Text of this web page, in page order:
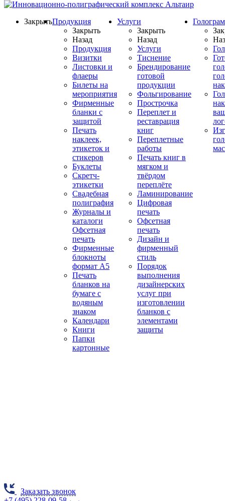
ЗакрытьПродукция
Закрыть
Назад
Продукция
Визитки
Листовки и
флаеры
Билеты на
мероприятия
Фирменные
бланки с
защитой
Печать
наклеек,
этикеток и
стикеров
Буклеты
Скретч-
этикетки
Свадебная
полиграфия
Журналы и
каталоги
Офсетная
печать
Фирменные
блокноты
формат А5
Печать
бланков на
бумаге с
водяным
знаком
Календари
Книги
Папки
картонные
Услуги
Закрыть
Назад
Услуги
Тиснение
Брендирование
готовой
продукции
Фольгирование
Прострочка
Переплет и
реставрация
книг
Переплетные
работы
Печать книг в
мягком и
твёрдом
переплёте
Ламинирование
Цифровая
печать
Офсетная
печать
Дизайн и
фирменный
стиль
Порядок
выполнения
дизайнерских
услуг при
изготовлении
бланков с
элементами
защиты
Заказать звонок